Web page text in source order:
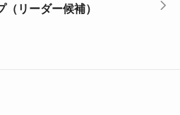
リーダー候補）